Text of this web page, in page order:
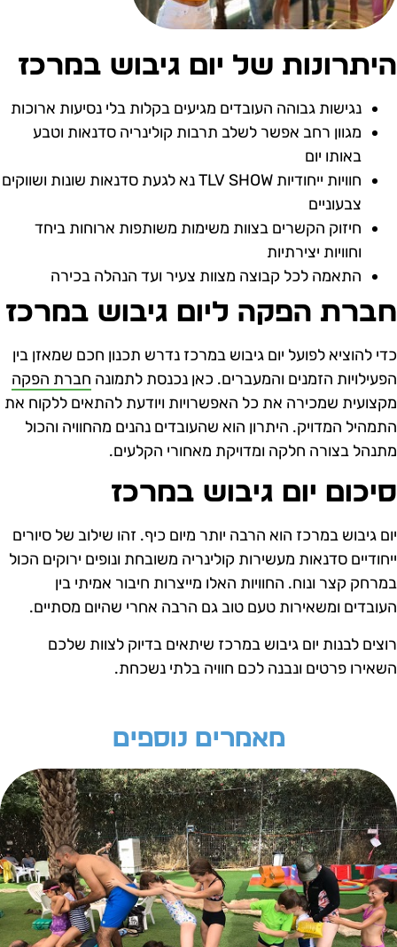
של יום גיבוש במרכז
נגישות גבוהה העובדים מגיעים בקלות בלי נסיעות ארוכות
מגוון רחב אפשר לשלב תרבות קולינריה סדנאות וטבע
באותו יום
חוויות ייחודיות TLV SHOW נא לגעת סדנאות שונות ושווקים
צבעוניים
חיזוק הקשרים בצוות משימות משותפות ארוחות ביחד
וחוויות יצירתיות
התאמה לכל קבוצה מצוות צעיר ועד הנהלה בכירה
הפקה ליום גיבוש במרכז
להוציא לפועל יום גיבוש במרכז נדרש תכנון חכם שמאזן בין
הזמנים והמעברים. כאן נכנסת לתמונה חברת הפקה
שמכירה את כל האפשרויות ויודעת להתאים ללקוח את
המדויק. היתרון הוא שהעובדים נהנים מהחוויה והכול
בצורה חלקה ומדויקת מאחורי הקלעים.
יום גיבוש במרכז
גיבוש במרכז הוא הרבה יותר מיום כיף. זהו שילוב של סיורים
סדנאות מעשירות קולינריה משובחת ונופים ירוקים הכול
קצר ונוח. החוויות האלו מייצרות חיבור אמיתי בין
ומשאירות טעם טוב גם הרבה אחרי שהיום מסתיים.
לבנות יום גיבוש במרכז שיתאים בדיוק לצוות שלכם
פרטים ונבנה לכם חוויה בלתי נשכחת.
מאמרים נוספים